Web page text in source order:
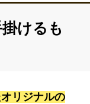
けるも
リジナルの